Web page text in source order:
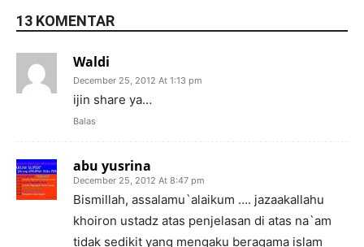
13 KOMENTAR
Waldi
December 25, 2012 At 1:13 pm
ijin share ya…
Balas
abu yusrina
December 25, 2012 At 8:47 pm
Bismillah, assalamu`alaikum …. jazaakallahu
khoiron ustadz atas penjelasan di atas na`am
tidak sedikit yang mengaku beragama islam